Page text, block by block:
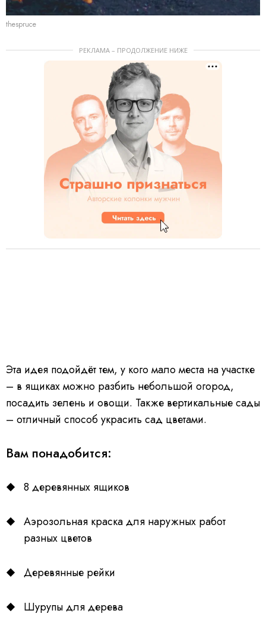
thespruce
РЕКЛАМА – ПРОДОЛЖЕНИЕ НИЖЕ
Эта идея подойдёт тем, у кого мало места на участке
– в ящиках можно разбить небольшой огород,
посадить зелень и овощи. Также вертикальные сады
– отличный способ украсить сад цветами.
Вам понадобится:
8 деревянных ящиков
Аэрозольная краска для наружных работ
разных цветов
Деревянные рейки
Шурупы для дерева